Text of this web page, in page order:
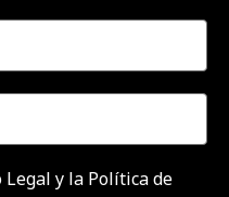
Legal y la Política de